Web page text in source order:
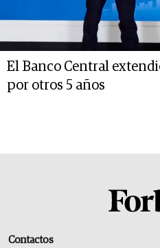
El Banco Central
por otros 5 años
Contactos